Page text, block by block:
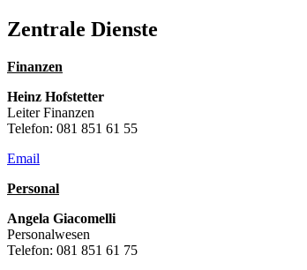
Zentrale Dienste
Finanzen
Heinz Hofstetter
Leiter Finanzen
Telefon: 081 851 61 55
Email
Personal
Angela Giacomelli
Personalwesen
Telefon: 081 851 61 75